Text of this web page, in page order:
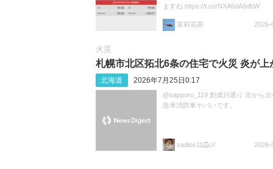
ますね https://t.co/NXA6dA8dbW
茉莉花茶 2026-
火災
札幌市北区拓北6条の住宅で火災 炎が上
北海道 2026年7月25日0:17
@sapporo_119 創成川通り 次から次
急車消防車ヤバいです。
sadios11🦁🍖 2026-